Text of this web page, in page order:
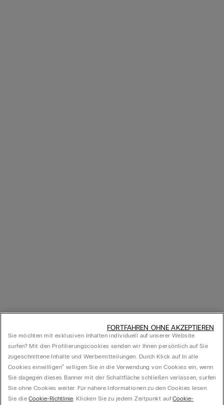
Sie möchten mit exklusiven Inhalten individuell auf unserer Website
surfen? Mit den Profilierungscookies senden wir Ihnen persönlich auf Sie
zugeschnittene Inhalte und Werbemitteilungen. Durch Klick auf In alle
Cookies einwilligen‟ willigen Sie in die Verwendung von Cookies ein, wenn
Sie dagegen dieses Banner mit der Schaltfläche schließen verlassen, surfen
Sie ohne Cookies weiter. Für nähere Informationen zu den Cookies lesen
Sie dieCookie-Richtlinie. Klicken Sie zu jedem Zeitpunkt aufCookie-
FORTFAHREN OHNE AKZEPTIEREN